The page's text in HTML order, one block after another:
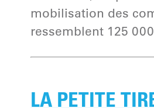
mobilisation des
ressemblent 125
LA PETITE